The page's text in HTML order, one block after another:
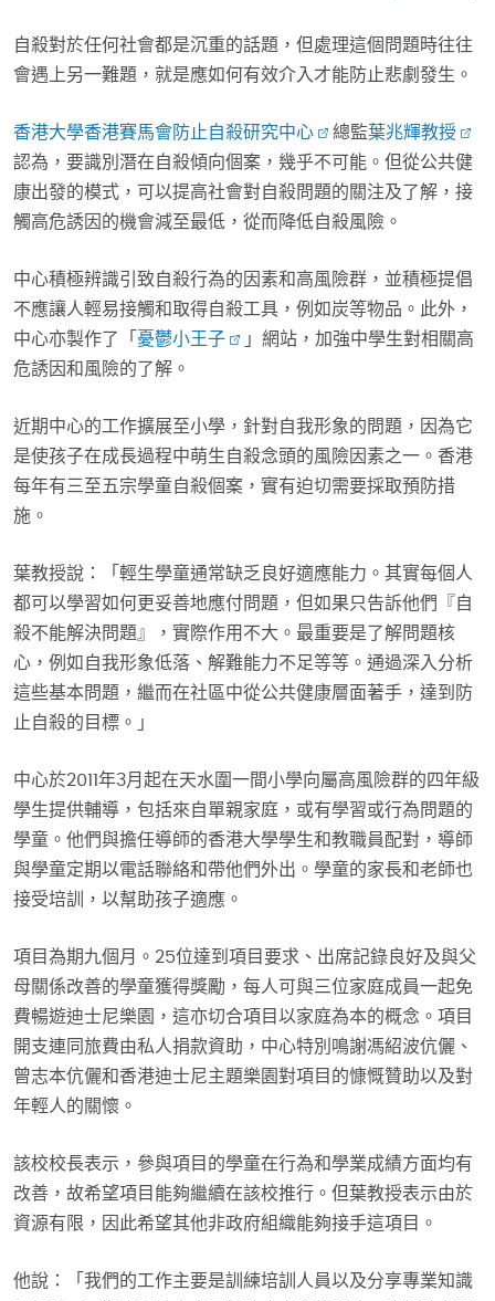
自殺對於任何社會都是沉重的話題，但處理這個問題時往往
會遇上另一難題，就是應如何有效介入才能防止悲劇發生。
香港大學香港賽馬會防止自殺研究中心 總監葉兆輝教授
認為，要識別潛在自殺傾向個案，幾乎不可能。但從公共健
康出發的模式，可以提高社會對自殺問題的關注及了解，接
觸高危誘因的機會減至最低，從而降低自殺風險。
中心積極辨識引致自殺行為的因素和高風險群，並積極提倡
不應讓人輕易接觸和取得自殺工具，例如炭等物品。此外，
中心亦製作了「 憂鬱小王子
」網站，加強中學生對相關高
危誘因和風險的了解。
近期中心的工作擴展至小學，針對自我形象的問題，因為它
是使孩子在成長過程中萌生自殺念頭的風險因素之一。香港
每年有三至五宗學童自殺個案，實有迫切需要採取預防措
施。
葉教授說：「輕生學童通常缺乏良好適應能力。其實每個人
都可以學習如何更妥善地應付問題，但如果只告訴他們『自
殺不能解決問題』，實際作用不大。最重要是了解問題核
心，例如自我形象低落、解難能力不足等等。通過深入分析
這些基本問題，繼而在社區中從公共健康層面著手，達到防
止自殺的目標。」
中心於2011年3月起在天水圍一間小學向屬高風險群的四年級
學生提供輔導，包括來自單親家庭，或有學習或行為問題的
學童。他們與擔任導師的香港大學學生和教職員配對，導師
與學童定期以電話聯絡和帶他們外出。學童的家長和老師也
接受培訓，以幫助孩子適應。
項目為期九個月。25位達到項目要求、出席記錄良好及與父
母關係改善的學童獲得獎勵，每人可與三位家庭成員一起免
費暢遊迪士尼樂園，這亦切合項目以家庭為本的概念。項目
開支連同旅費由私人捐款資助，中心特別鳴謝馮紹波伉儷、
曾志本伉儷和香港迪士尼主題樂園對項目的慷慨贊助以及對
年輕人的關懷。
該校校長表示，參與項目的學童在行為和學業成績方面均有
改善，故希望項目能夠繼續在該校推行。但葉教授表示由於
資源有限，因此希望其他非政府組織能夠接手這項目。
他說：「我們的工作主要是訓練培訓人員以及分享專業知識